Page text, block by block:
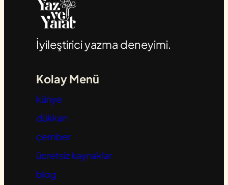
İyileştirici yazma deneyimi.
Kolay Menü
künye
dükkan
çember
ücretsiz kaynaklar
blog